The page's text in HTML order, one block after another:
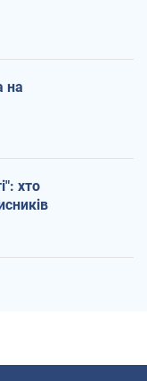
на
хто